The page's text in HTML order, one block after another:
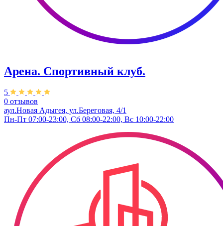
Арена. Спортивный клуб.
5
0 отзывов
аул.Новая Адыгея, ул.Береговая, 4/1
Пн-Пт 07:00-23:00, Сб 08:00-22:00, Вс 10:00-22:00